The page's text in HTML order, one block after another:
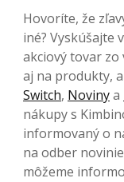
Hovoríte, že
iné? Vyskúšajte
akciový tovar zo
aj na produkty,
Switch, Novinya
nákupy s
informovaný o
na odber
môžeme